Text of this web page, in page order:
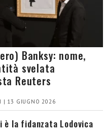
Banksy: nome,
svelata
Reuters
| 13 GIUGNO 2026
è la fidanzata Lodovica